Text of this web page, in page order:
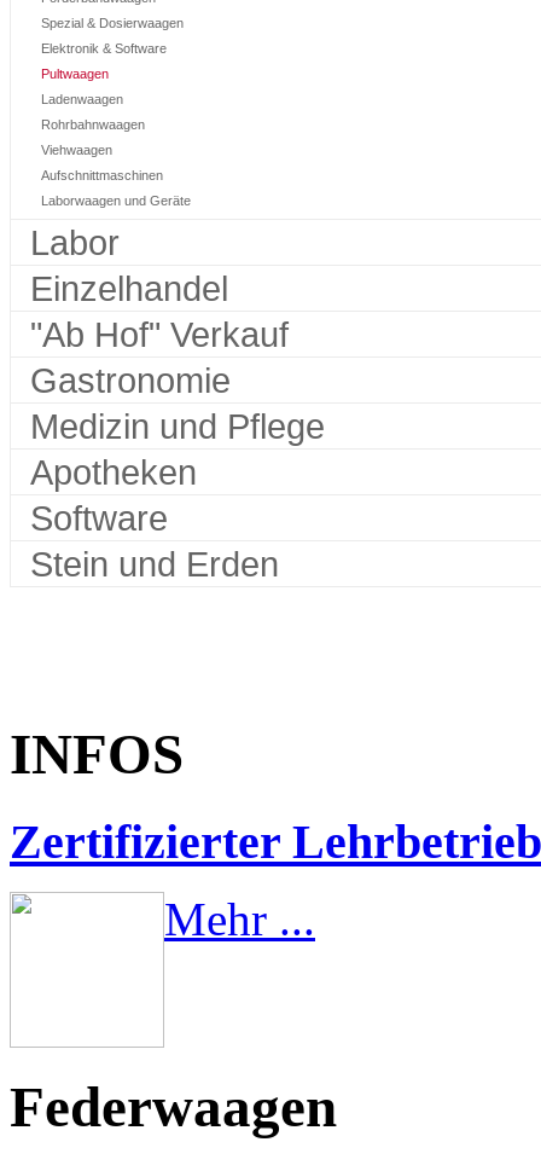
Spezial & Dosierwaagen
Elektronik & Software
Pultwaagen
Ladenwaagen
Rohrbahnwaagen
Viehwaagen
Aufschnittmaschinen
Laborwaagen und Geräte
Labor
Einzelhandel
"Ab Hof" Verkauf
Gastronomie
Medizin und Pflege
Apotheken
Software
Stein und Erden
INFOS
Zertifizierter Lehrbetrieb
Mehr ...
Federwaagen